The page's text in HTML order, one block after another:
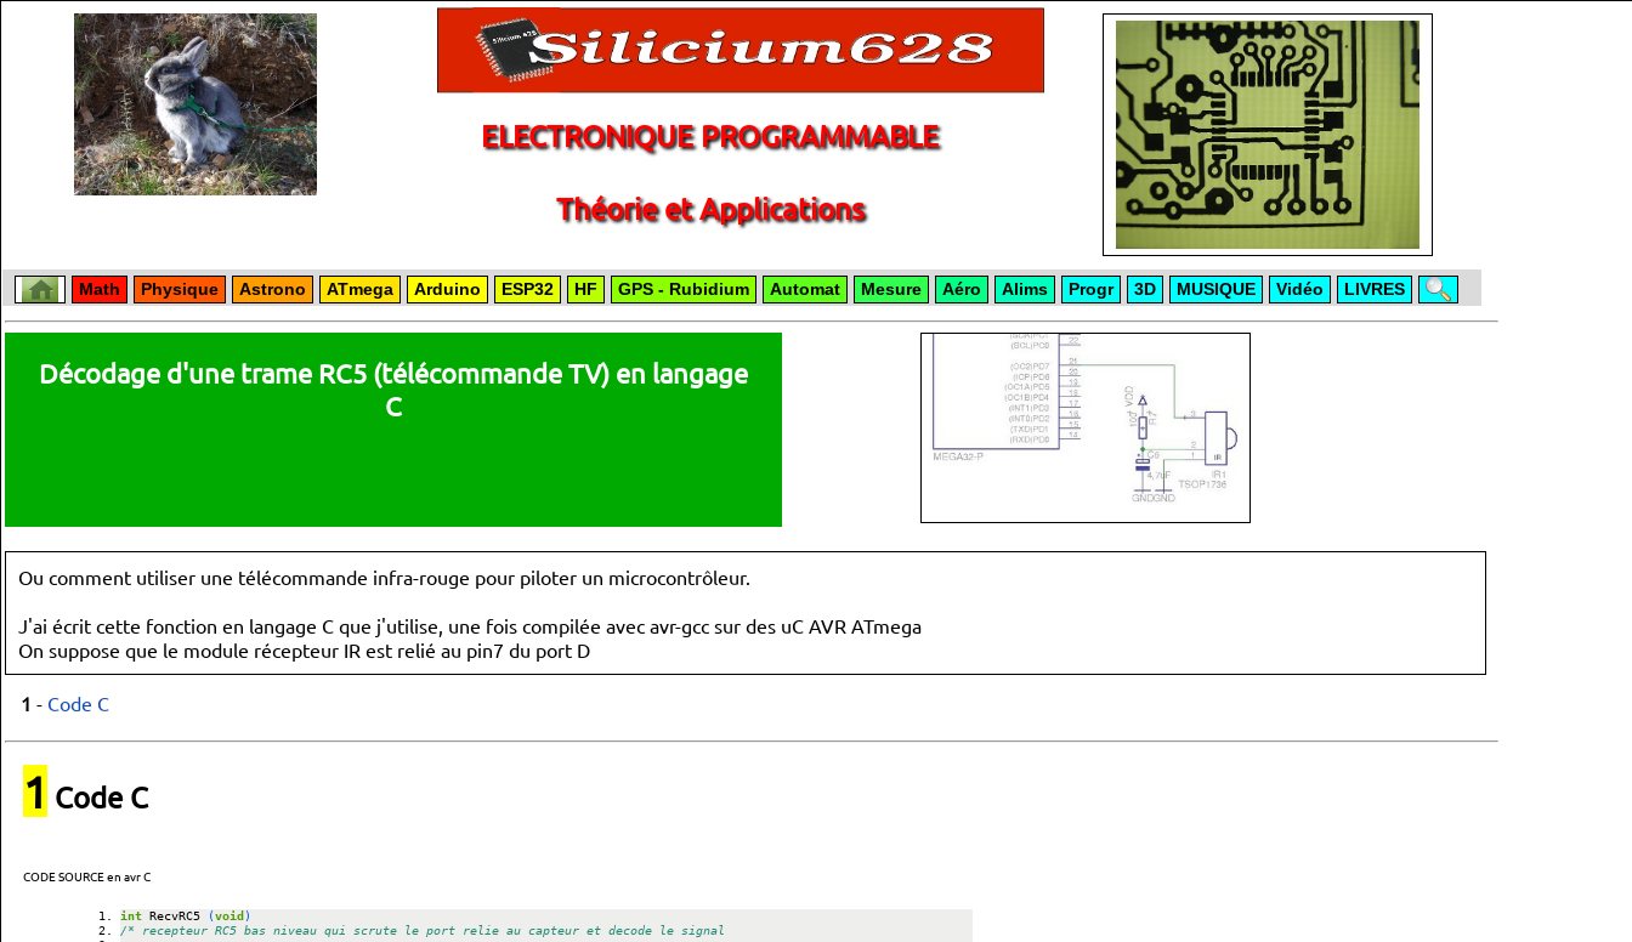
ELECTRONIQUE PROGRAMMABLE
Théorie et Applications
Math Physique Astrono ATmega Arduino ESP32 HF GPS - Rubidium Automat Mesure Aéro Alims Progr 3D MUSIQUE Vidéo LIVRES
Décodage d'une trame RC5 (télécommande TV) en langage
C
Ou comment utiliser une télécommande infra-rouge pour piloter un microcontrôleur.
J'ai écrit cette fonction en langage C que j'utilise, une fois compilée avec avr-gcc sur des uC AVR ATmega
On suppose que le module récepteur IR est relié au pin7 du port D
1 - Code C
1 Code C
CODE SOURCE en avr C
int RecvRC5 (void )
/* recepteur RC5 bas niveau qui scrute le port relie au capteur et decode le signal